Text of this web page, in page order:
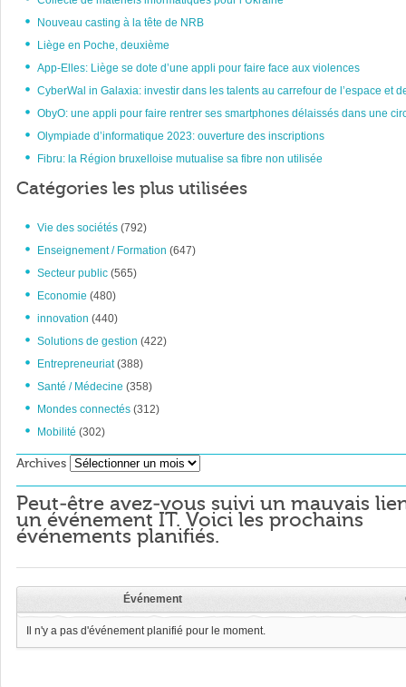
Nouveau casting à la tête de NRB
Liège en Poche, deuxième
App-Elles: Liège se dote d’une appli pour faire face aux violences
CyberWal in Galaxia: investir dans les talents au carrefour de l’espace et
ObyO: une appli pour faire rentrer ses smartphones délaissés dans une
Olympiade d’informatique 2023: ouverture des inscriptions
Fibru: la Région bruxelloise mutualise sa fibre non utilisée
Catégories les plus utilisées
Vie des sociétés (792)
Enseignement / Formation (647)
Secteur public (565)
Economie (480)
innovation (440)
Solutions de gestion (422)
Entrepreneuriat(388)
Santé / Médecine (358)
Mondes connectés (312)
Mobilité (302)
Archives Archives
Peut-être avez-vous suivi un mauvais
un événement IT. Voici les prochains
événements planifiés.
Événement
Il n'y a pas d'événement planifié pour le moment.